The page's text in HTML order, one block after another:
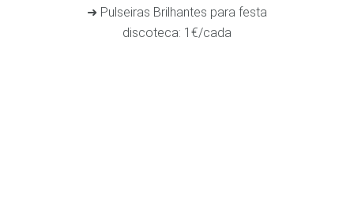
➜ Pulseiras Brilhantes para festa
discoteca: 1€/cada